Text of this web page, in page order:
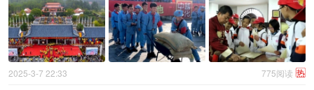
热
775阅读
2025-3-7 22:33